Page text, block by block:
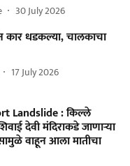
30 July 2026
कार धडकल्या, चालकाचा
17 July 2026
Landslide : किल्ले
देवी मंदिराकडे जाणाऱ्या
वाहून आला मातीचा